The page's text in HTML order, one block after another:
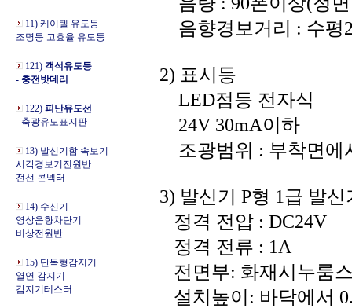
11) 케이텔 유도등
조명등 고효율 유도등
121) 객석유도등
- 충전밧데리
122) 피난유도선
- 축광유도표지판
13) 발신기함 속보기
시각경보기전원반
전선 콘넥터
14) 수신기
영상음향차단기
비상전원반
15) 단독형감지기
열연 감지기
감지기테스터
음향경보거리 : 수평
2) 표시등
LED점등 전자식
24V 30mA이하
조광범위 : 부착면에
3) 발신기 P형 1급 발
정격 전압 : DC24V
정격 전류 : 1A
전면부: 화재시누룸
설치높이: 바닥에서